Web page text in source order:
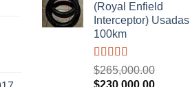
(Royal Enfield
Interceptor) Usadas
100km
Valorado
con5.00de
$265,000.00
El
$230,000.00El